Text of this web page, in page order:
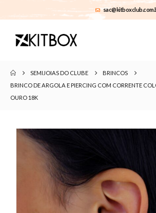
SEMIJOIAS DO CLUBE
BRINCOS
BRINCO DE ARGOLA E PIERCING COM CORRENTE
OURO 18K